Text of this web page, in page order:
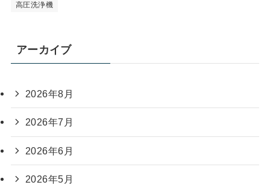
高圧洗浄機
アーカイブ
2026年8月
2026年7月
2026年6月
2026年5月